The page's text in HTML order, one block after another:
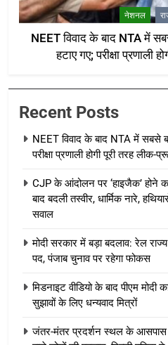
नेशनल
NEET विवाद के बाद NTA में
हटाए गए; परीक्षा प्रणाली
Recent Posts
NEET विवाद के बाद NTA में सबसे
परीक्षा प्रणाली होगी पूरी तरह लीक-
CJP के आंदोलन पर ‘हाइजैक’ होने
बाद बदली तस्वीर, धार्मिक नारे,
सवाल
मोदी सरकार में बड़ा बदलाव: रेल
पद, पंजाब चुनाव पर रहेगा फोकस
मिडनाइट वीडियो के बाद पीएम
सुझावों के लिए धन्यवाद मित्रों
जंतर-मंतर प्रदर्शन स्थल के आसपास